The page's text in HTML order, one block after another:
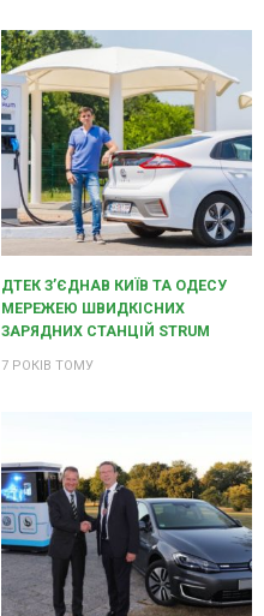
ДТЕК З’ЄДНАВ КИЇВ ТА ОДЕСУ
МЕРЕЖЕЮ ШВИДКІСНИХ
ЗАРЯДНИХ СТАНЦІЙ STRUM
7 РОКІВ ТОМУ